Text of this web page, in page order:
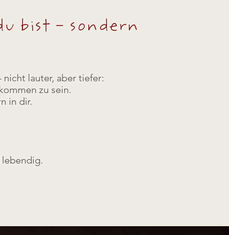
bist – sondern
lauter, aber tiefer:
zu sein.
in dir.
lebendig.